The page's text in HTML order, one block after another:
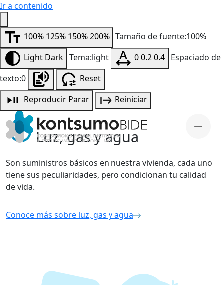
Ir a contenido
100% 125% 150%200% Tamaño de fuente:100%
Light Dark Tema:light 00.20.4 Espaciado de
texto:0
Reset
Reproducir Parar Reiniciar
Luz, gas y agua
Son suministros básicos en nuestra vivienda, cada uno
tiene sus peculiaridades, pero condicionan tu calidad
de vida.
Conoce más sobre luz, gas y agua